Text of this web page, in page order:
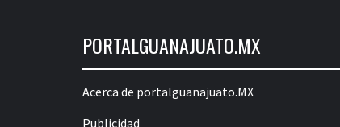
PORTALGUANAJUATO.MX
Acerca de portalguanajuato.MX
Publicidad